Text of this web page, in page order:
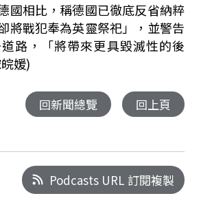
國相比，稱德國已徹底反省納粹
將戰犯奉為英靈祭祀」，並警告
路，「將帶來更具毀滅性的後
媛)
回新聞總覽 回上頁
Podcasts URL 訂閱複製